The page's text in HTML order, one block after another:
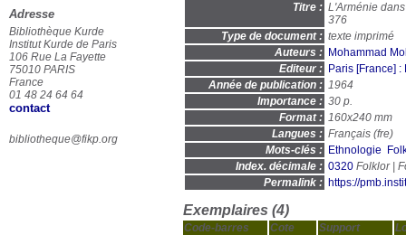
Titre : L'Arménie
376
Type de document : texte imprimé
Auteurs : Mohammad
Editeur : Paris [France]
Année de publication : 1964
Importance : 30 p.
Format : 160x240 mm
Langues : Français (fre)
Mots-clés : Ethnologie
Index. décimale : 0320
Permalink : https://
Exemplaires (4)
Code-barres Cote Support
Adresse
Bibliothèque Kurde
Institut Kurde de Paris
106 Rue La Fayette
75010 PARIS
France
01 48 24 64 64
contact
bibliotheque@fikp.org